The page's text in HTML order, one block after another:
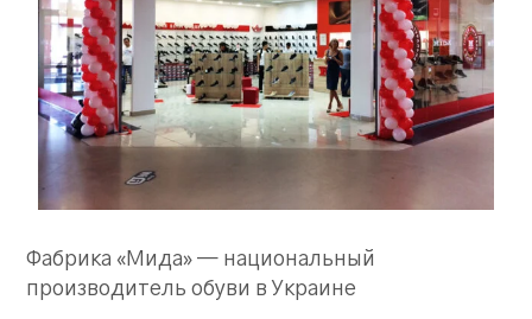
Фабрика «Мида» — национальный
производитель обуви в Украине